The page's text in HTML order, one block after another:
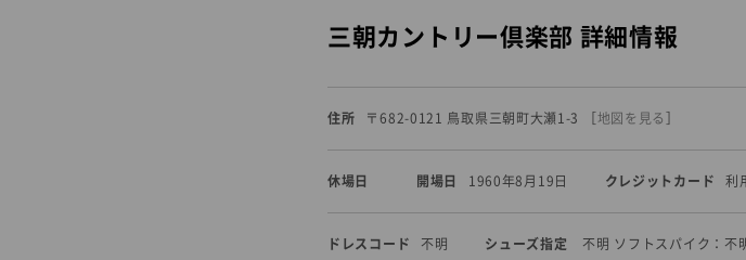
三朝カントリー倶楽部 詳細情報
住所 〒682-0121 鳥取県三朝町大瀬1-3 地図を見る
休場日 開場日 1960年8月19日 クレジットカード 利
ドレスコード 不明 シューズ指定 不明 ソフトスパイク：不